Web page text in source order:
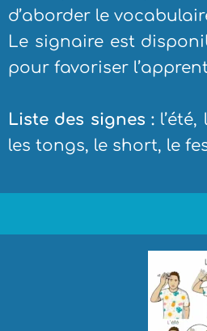
d’aborder le
Le signaire est
pour favoriser
Liste des signes :
les tongs, le short, le